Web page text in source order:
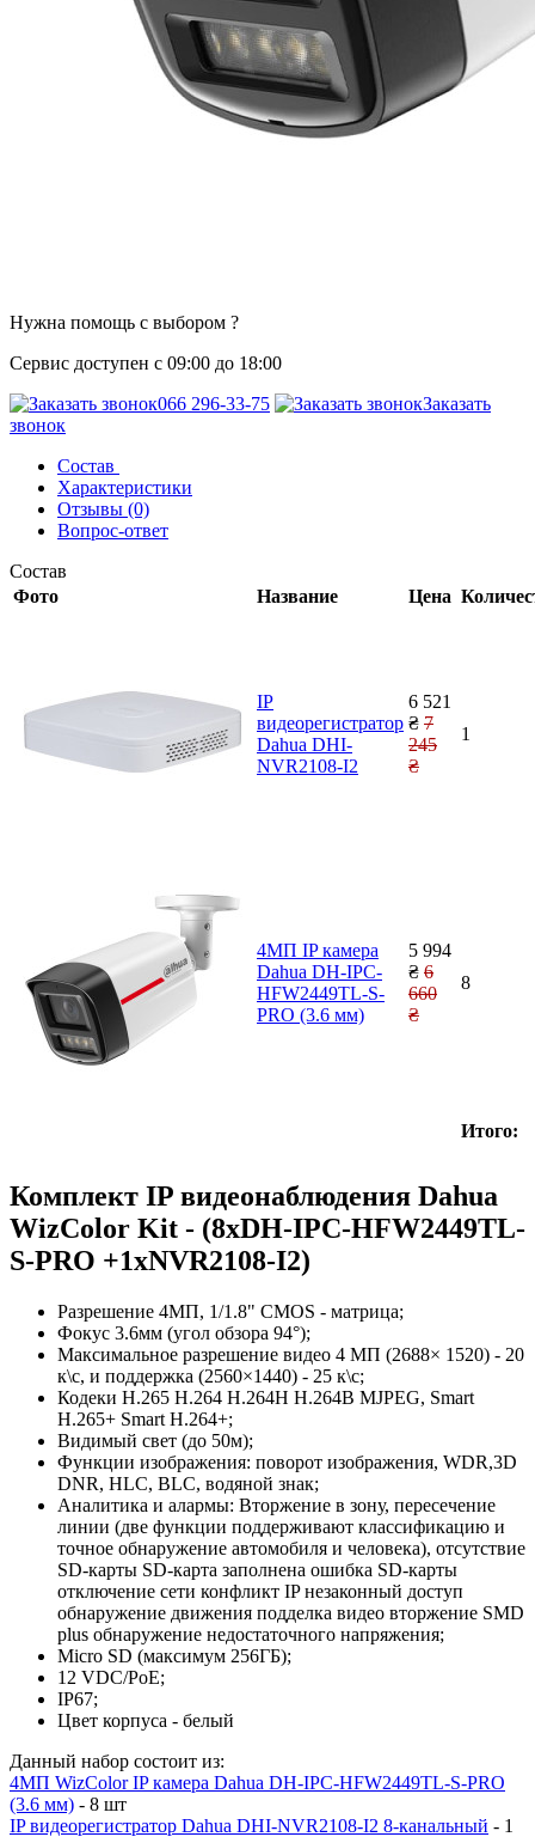
Нужна помощь с выбором ?
Сервис доступен с 09:00 до 18:00
066 296-33-75
Заказать
звонок
Состав
Характеристики
Отзывы (0)
Вопрос-ответ
Состав
Фото
Название Цена
IP
видеорегистратор
Dahua DHI-
NVR2108-I2
6 521
₴ 7
245
₴
1
4МП IP камера
Dahua DH-IPC-
HFW2449TL-S-
PRO (3.6 мм)
5 994
₴ 6
660
₴
8
Итого:
Комплект IP видеонаблюдения Dahua
WizColor Kit - (8хDH-IPC-HFW2449TL-
S-PRO +1хNVR2108-I2)
Разрешение 4МП, 1/1.8" CMOS - матрица;
Фокус 3.6мм (угол обзора 94°);
Максимальное разрешение видео 4 МП (2688× 1520) - 20
к\с, и поддержка (2560×1440) - 25 к\с;
Кодеки H.265 H.264 H.264H H.264B MJPEG, Smart
H.265+ Smart H.264+;
Видимый свет (до 50м);
Функции изображения: поворот изображения, WDR,3D
DNR, HLC, BLC, водяной знак;
Аналитика и алармы: Вторжение в зону, пересечение
линии (две функции поддерживают классификацию и
точное обнаружение автомобиля и человека), отсутствие
SD-карты SD-карта заполнена ошибка SD-карты
отключение сети конфликт IP незаконный доступ
обнаружение движения подделка видео вторжение SMD
plus обнаружение недостаточного напряжения;
Micro SD (максимум 256ГБ);
12 VDC/PoE;
IP67;
Цвет корпуса - белый
Данный набор состоит из:
4МП WizColor IP камера Dahua DH-IPC-HFW2449TL-S-PRO
(3.6 мм) - 8 шт
IP видеорегистратор Dahua DHI-NVR2108-I2 8-канальный - 1